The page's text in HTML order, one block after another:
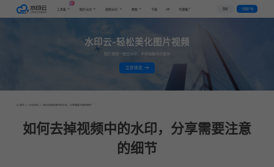
工具集 图片水印 视频水印 教程 下载 VIP 代理推广 登录 下载客户端
水印云-轻松美化图片视频
图片视频一键去水印，手机电脑均可使用
立即体验
首页 > 行业资讯 > 如何去掉视频中的水印，分享需要注意的细节
如何去掉视频中的水印，分享需要注意
的细节